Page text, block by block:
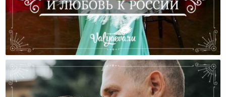
Про Патриотизм И Любовь К России